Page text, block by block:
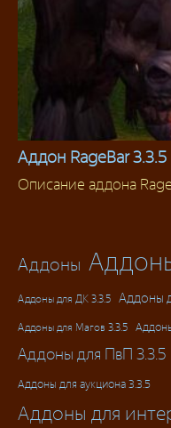
Аддоны 3.3.5
Аддон RageBar 3.3.5
Описание аддона
Аддоны
Аддоны для ДК 3.3.5 Аддоны
Аддоны для Магов 3.3.5
Аддоны для ПвП 3.3.5
Аддоны для аукциона 3.3.5
Аддоны для